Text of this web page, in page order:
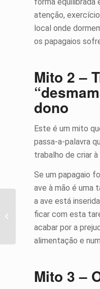
atenção,
local onde
os papagaios
Mito 2 –
dono
Este é um mito
passa-a-palavra
trabalho de criar
Se um papagaio
ave à mão é uma
a ave está
ficar com esta
acabar por a
alimentação e
Mito 3 –
Conhecer os Peixes –